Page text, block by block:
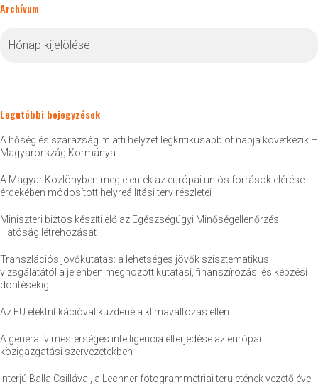
Archívum
Legutóbbi bejegyzések
A hőség és szárazság miatti helyzet legkritikusabb öt napja következik –
Magyarország Kormánya
A Magyar Közlönyben megjelentek az európai uniós források elérése
érdekében módosított helyreállítási terv részletei
Miniszteri biztos készíti elő az Egészségügyi Minőségellenőrzési
Hatóság létrehozását
Transzlációs jövőkutatás: a lehetséges jövők szisztematikus
vizsgálatától a jelenben meghozott kutatási, finanszírozási és képzési
döntésekig
Az EU elektrifikációval küzdene a klímaváltozás ellen
A generatív mesterséges intelligencia elterjedése az európai
közigazgatási szervezetekben
Interjú Balla Csillával, a Lechner fotogrammetriai területének vezetőjével